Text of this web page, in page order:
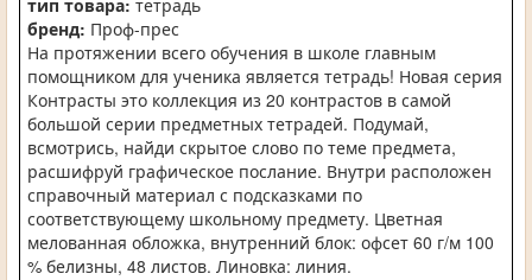
тип товара: тетрадь
бренд: Проф-прес
На протяжении всего обучения в школе главным
помощником для ученика является тетрадь! Новая серия
Контрасты это коллекция из 20 контрастов в самой
большой серии предметных тетрадей. Подумай,
всмотрись, найди скрытое слово по теме предмета,
расшифруй графическое послание. Внутри расположен
справочный материал с подсказками по
соответствующему школьному предмету. Цветная
мелованная обложка, внутренний блок: офсет 60 г/м 100
% белизны, 48 листов. Линовка: линия.